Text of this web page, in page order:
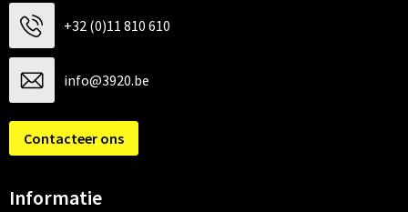
+32 (0)11 810 610
info@3920.be
Contacteer ons
Informatie